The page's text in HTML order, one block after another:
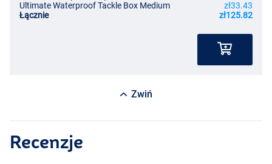
Ultimate Waterproof Tackle Box Medium
zł33.43
Łącznie
zł125.82
Zwiń
Recenzje